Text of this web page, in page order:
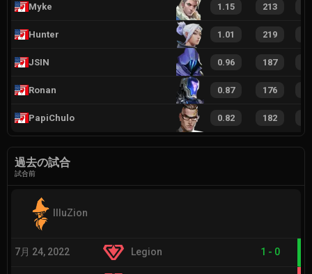
Myke 1.15 213
Hunter 1.01 219
JSIN 0.96 187
Ronan 0.87 176
PapiChulo 0.82 182
過去の試合
試合前
IlluZion
7月 24, 2022 Legion 1 - 0